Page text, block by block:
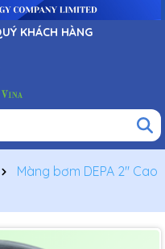
KHÁCH HÀNG
Màng bơm DEPA 2" Cao